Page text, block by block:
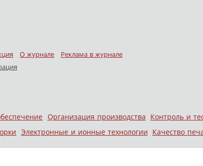
О журнале
Реклама в журнале
Организация производства Контроль и
Электронные и ионные технологии Качество